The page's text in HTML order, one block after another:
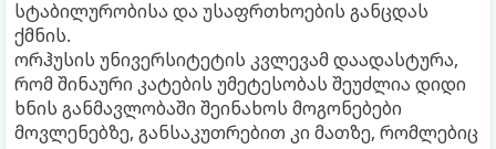
სტაბილურობისა და უსაფრთხოების განცდას
ქმნის.
ორჰუსის უნივერსიტეტის კვლევამ დაადასტურა,
რომ შინაური კატების უმეტესობას შეუძლია დიდი
ხნის განმავლობაში შეინახოს მოგონებები
მოვლენებზე, განსაკუთრებით კი მათზე, რომლებიც